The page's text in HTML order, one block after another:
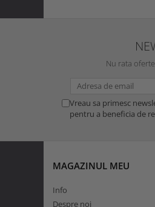
Nu rata
Vreau sa primesc
pentru a beneficia de
MAGAZINUL MEU
Info
Despre noi